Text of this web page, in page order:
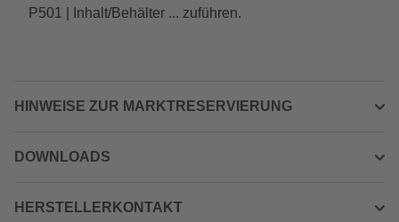
P501 | Inhalt/Behälter ... zuführen.
HINWEISE ZUR MARKTRESERVIERUNG
DOWNLOADS
HERSTELLERKONTAKT